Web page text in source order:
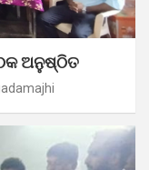
ଅନୁଷ୍ଠିତ